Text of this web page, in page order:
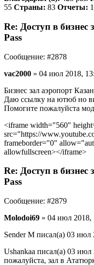
55 Страны: 83 Отчеты:
Re: Доступ в
Pass
Сообщение: #2878
vac2000 » 04 июл 2018,
Бизнес зал аэропорт
Даю ссылку на ютюб но
Помогите пожалуйста
<iframe width="560"
src="https://
frameborder="0"
allowfullscreen></iframe>
Re: Доступ в
Pass
Сообщение: #2879
Molodoi69 » 04 июл 2018,
Sender M писал(а) 03 июл
Ushankaa писал(а) 03 июл
пожалуйста, зал в